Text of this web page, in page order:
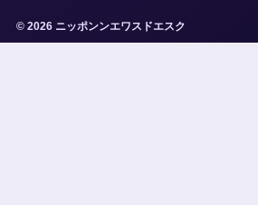
© 2026 ニッポンンエワスドエスク